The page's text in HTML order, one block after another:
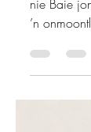
verlaat
Jy hoef nie
hou my
dra ’n